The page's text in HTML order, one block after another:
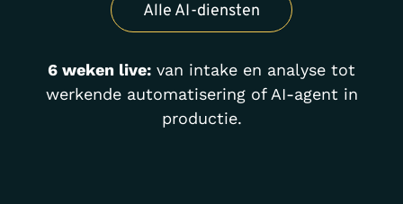
Alle AI-diensten
6 weken live: van intake en analyse tot
werkende automatisering of AI-agent in
productie.